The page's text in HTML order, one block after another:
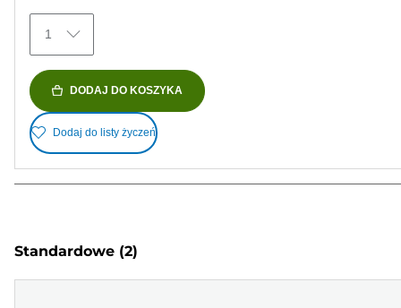
1
DODAJ DO KOSZYKA
Dodaj do listy życzeń
Standardowe (2)